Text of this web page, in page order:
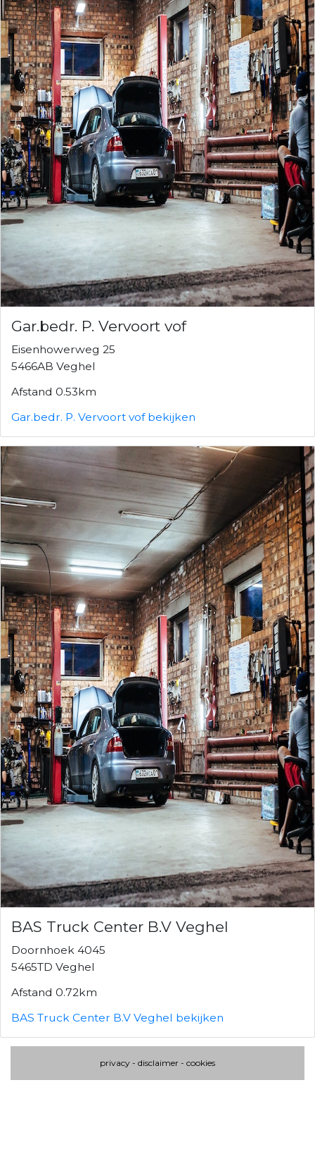
Gar.bedr. P. Vervoort vof
Eisenhowerweg 25
5466AB Veghel
Afstand 0.53km
Gar.bedr. P. Vervoort vof bekijken
BAS Truck Center B.V Veghel
Doornhoek 4045
5465TD Veghel
Afstand 0.72km
BAS Truck Center B.V Veghel bekijken
privacy - disclaimer - cookies